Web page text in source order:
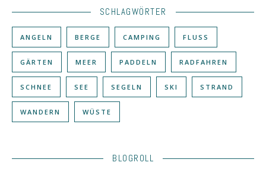
SCHLAGWÖRTER
ANGELN BERGE CAMPING FLUSS
GÄRTEN MEER PADDELN RADFAHREN
SCHNEE SEE SEGELN SKI STRAND
WANDERN WÜSTE
BLOGROLL